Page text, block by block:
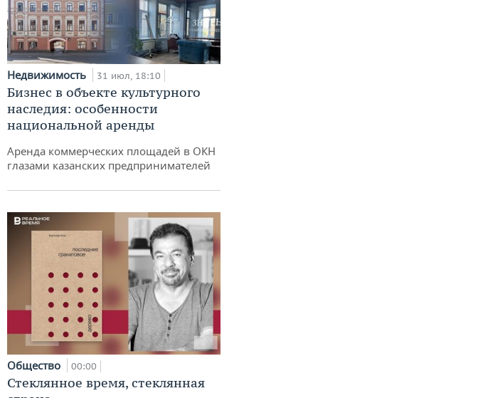
Недвижимость 31 июл, 18:10
Бизнес в объекте культурного
наследия: особенности
национальной аренды
Аренда коммерческих площадей в ОКН
глазами казанских предпринимателей
Общество 00:00
Стеклянное время, стеклянная